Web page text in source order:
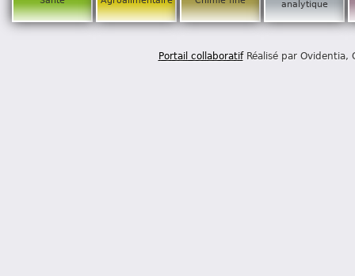
analytique
Portail collaboratifRéalisé par Ovidentia,